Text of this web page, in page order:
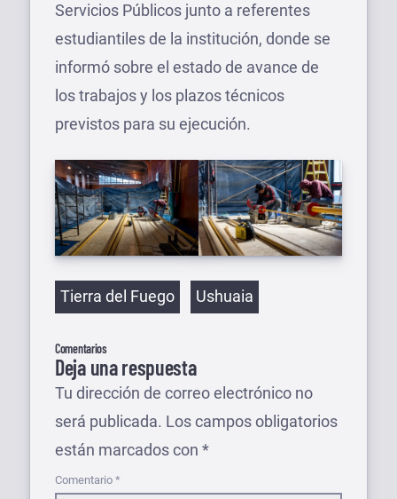
Servicios Públicos junto a referentes
estudiantiles de la institución, donde se
informó sobre el estado de avance de
los trabajos y los plazos técnicos
previstos para su ejecución.
Etiquetas
Tierra del Fuego Ushuaia
Comentarios
Deja una respuesta
Tu dirección de correo electrónico no
será publicada. Los campos obligatorios
están marcados con *
Comentario *